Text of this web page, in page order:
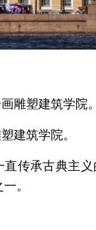
雕塑建筑学院
建筑学院。
传承古典主
。